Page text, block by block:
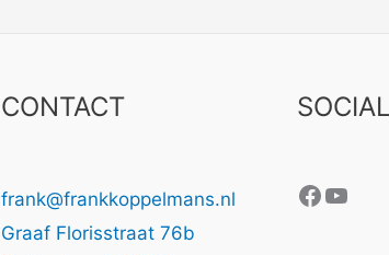
CONTACT
frank@frankkoppelmans.nl
Graaf Florisstraat 76b